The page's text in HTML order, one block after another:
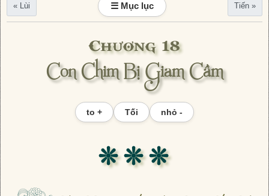
« Lùi ☰ Mục lục Tiến »
Chương 18
Con Chim Bị Giam Cầm
to + Tối nhỏ -
❊ ❊ ❊